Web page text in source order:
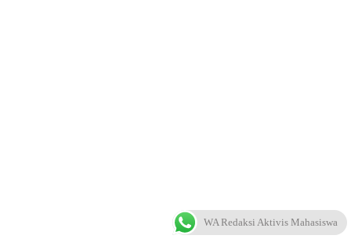
WA Redaksi Aktivis Mahasiswa